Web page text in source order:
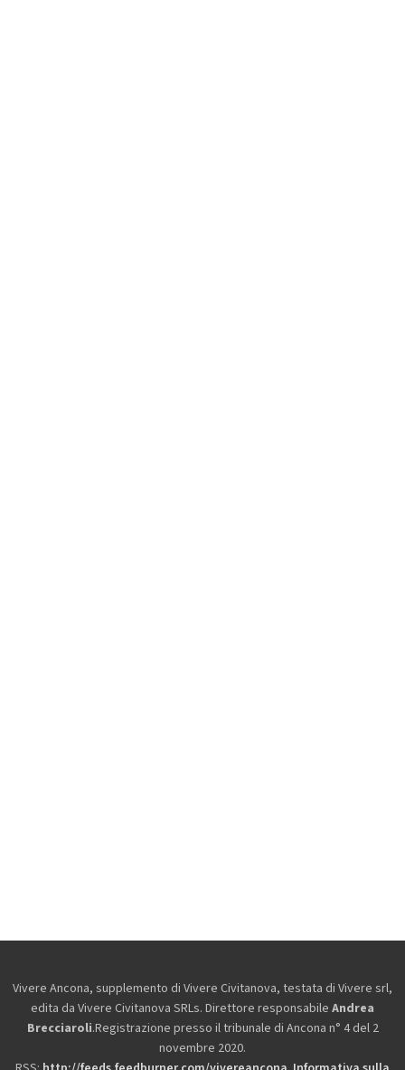
Vivere Ancona, supplemento di Vivere Civitanova, testata di Vivere srl,
edita da Vivere Civitanova SRLs. Direttore responsabile Andrea
Brecciaroli.Registrazione presso il tribunale di Ancona n° 4 del 2
novembre 2020.